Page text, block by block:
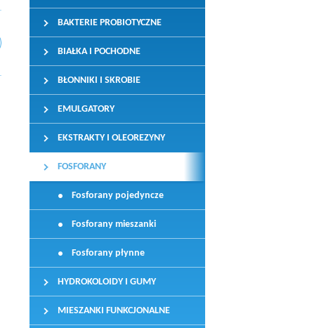
BAKTERIE PROBIOTYCZNE
BIAŁKA I POCHODNE
BŁONNIKI I SKROBIE
EMULGATORY
EKSTRAKTY I OLEOREZYNY
FOSFORANY
Fosforany pojedyncze
Fosforany mieszanki
Fosforany płynne
HYDROKOLOIDY I GUMY
MIESZANKI FUNKCJONALNE